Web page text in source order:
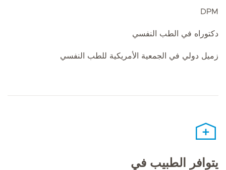
DPM
دكتوراه في الطب النفسي
زميل دولي في الجمعية الأمريكية للطب النفسي
يتوافر الطبيب في